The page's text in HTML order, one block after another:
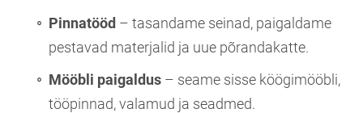
Pinnatööd – tasandame seinad, paigaldame
pestavad materjalid ja uue põrandakatte.
Mööbli paigaldus – seame sisse köögimööbli,
tööpinnad, valamud ja seadmed.